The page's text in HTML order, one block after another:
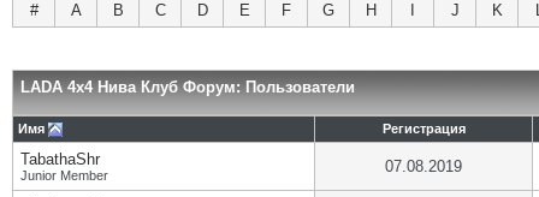
# A B C D E F G H J K
LADA 4x4 Нива Клуб Форум: Пользователи
Имя Регистрация
TabathaShr
Junior Member 07.08.2019